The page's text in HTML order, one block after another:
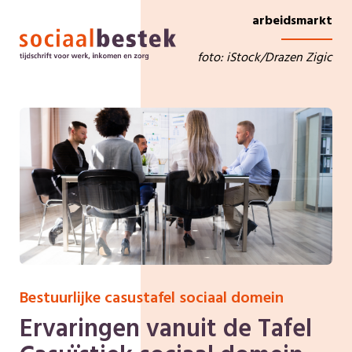
arbeidsmarkt
foto: iStock/Drazen Zigic
Bestuurlijke casustafel sociaal domein
Ervaringen vanuit de Tafel